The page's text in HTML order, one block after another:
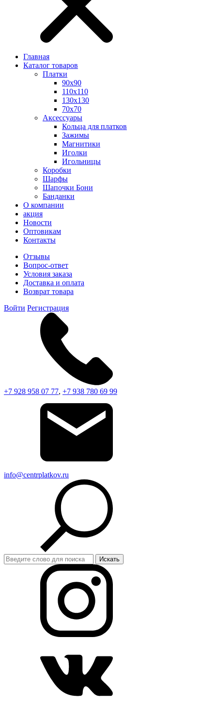
Главная
Каталог товаров
Платки
90x90
110x110
130x130
70х70
Аксессуары
Кольца для платков
Зажимы
Магнитики
Иголки
Игольницы
Коробки
Шарфы
Шапочки Бони
Банданки
О компании
акция
Новости
Оптовикам
Контакты
Отзывы
Вопрос-ответ
Условия заказа
Доставка и оплата
Возврат товара
Войти Регистрация
+7 928 958 07 77, +7 938 780 69 99
info@centrplatkov.ru